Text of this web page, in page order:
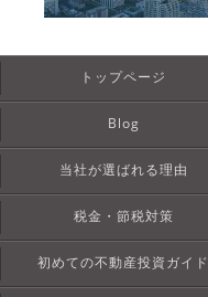
トップページ
Blog
当社が選ばれる理由
税金・節税対策
初めての不動産投資ガイド